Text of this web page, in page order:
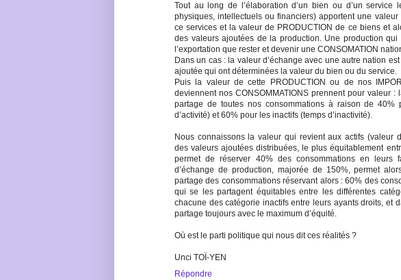
Tout au long de l’élaboration d’un bien ou d’un service
physiques, intellectuels ou financiers) apportent une
ce services et la valeur de PRODUCTION de ce biens et
des valeurs ajoutées de la production. Une production
l’exportation que rester et devenir une CONSOMATION
Dans un cas : la valeur d’échange avec une autre nation
ajoutée qui ont déterminées la valeur du bien ou du service.
Puis la valeur de cette PRODUCTION ou de nos
deviennent nos CONSOMMATIONS prennent pour valeur :
partage de toutes nos consommations à raison de 40%
d’activité) et 60% pour les inactifs (temps d’inactivité).
Nous connaissons la valeur qui revient aux actifs (valeur
des valeurs ajoutées distribuées, le plus équitablement
permet de réserver 40% des consommations en leurs
d’échange de production, majorée de 150%, permet
partage des consommations réservant alors : 60% des
qui se les partagent équitables entre les différentes
chacune des catégorie inactifs entre leurs ayants droits, et
partage toujours avec le maximum d’équité.
Où est le parti politique qui nous dit ces réalités ?
Unci TOÏ-YEN
Répondre